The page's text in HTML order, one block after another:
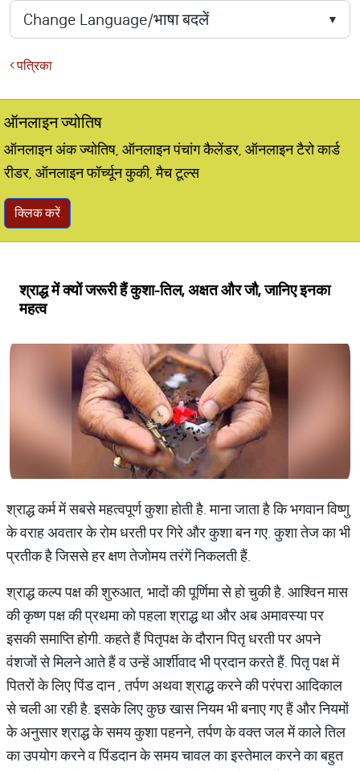
पत्रिका
ऑनलाइन ज्योतिष
ऑनलाइन अंक ज्योतिष, ऑनलाइन पंचांग कैलेंडर, ऑनलाइन टैरो कार्ड
रीडर, ऑनलाइन फॉर्च्यून कुकी, मैच टूल्स
क्लिक करें
श्राद्ध में क्यों जरूरी हैं कुशा-तिल, अक्षत और जौ, जानिए इनका
महत्व
श्राद्ध कर्म में सबसे महत्वपूर्ण कुशा होती है. माना जाता है कि भगवान विष्णु
के वराह अवतार के रोम धरती पर गिरे और कुशा बन गए. कुशा तेज का भी
प्रतीक है जिससे हर क्षण तेजोमय तरंगें निकलती हैं.
श्राद्ध कल्प पक्ष की शुरुआत, भादों की पूर्णिमा से हो चुकी है. आश्विन मास
की कृष्ण पक्ष की प्रथमा को पहला श्राद्ध था और अब अमावस्या पर
इसकी समाप्ति होगी. कहते हैं पितृपक्ष के दौरान पितृ धरती पर अपने
वंशजों से मिलने आते हैं व उन्हें आर्शीवाद भी प्रदान करते हैं. पितृ पक्ष में
पितरों के लिए पिंड दान , तर्पण अथवा श्राद्ध करने की परंपरा आदिकाल
से चली आ रही है. इसके लिए कुछ खास नियम भी बनाए गए हैं और नियमों
के अनुसार श्राद्ध के समय कुशा पहनने, तर्पण के वक्त जल में काले तिल
का उपयोग करने व पिंडदान के समय चावल का इस्तेमाल करने का बहुत